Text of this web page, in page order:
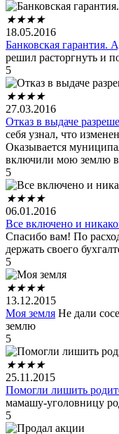
★★★★
18.05.2016
Банковская гарантия.
решил расторгнуть и
5
★★★★
27.03.2016
Отказ в выдаче
себя узнал, что
Оказывается
включили мою землю в
5
★★★★
06.01.2016
Все включено и
Спасибо вам! По
держать своего
5
★★★★
13.12.2015
Моя земля Не дали
землю
5
★★★★
25.11.2015
Помогли лишить
мамашу-уголовницу
5